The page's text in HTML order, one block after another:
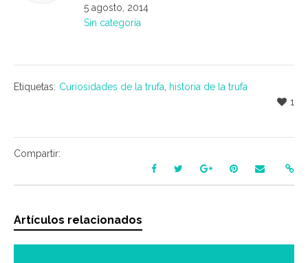
5 agosto, 2014
Sin categoría
Etiquetas: Curiosidades de la trufa historia de la trufa
1
Compartir:
Artículos relacionados